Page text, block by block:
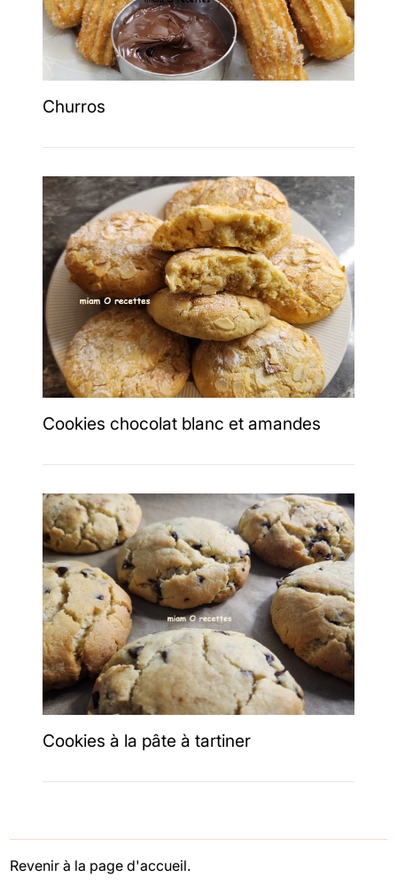
Churros
Cookies chocolat blanc et amandes
Cookies à la pâte à tartiner
Revenir à la page d'accueil.